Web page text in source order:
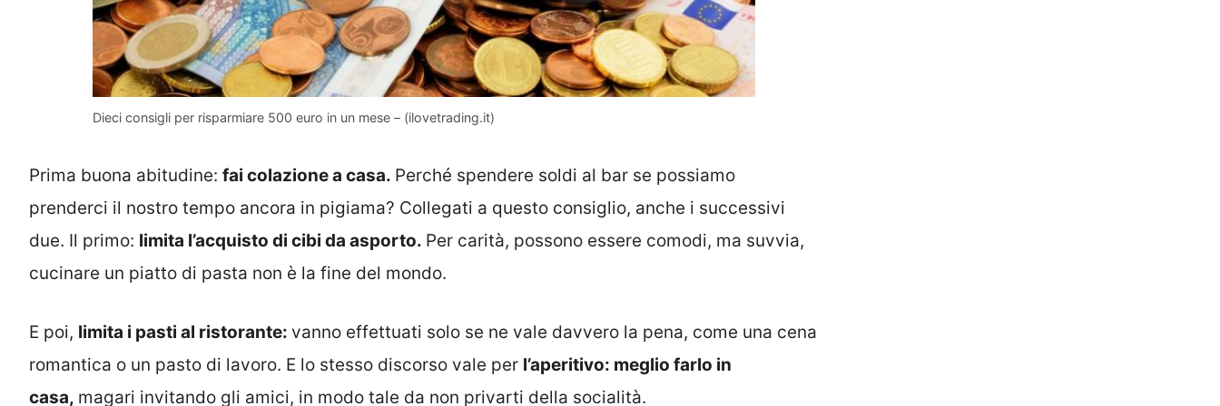
Dieci consigli per risparmiare 500 euro in un mese – (ilovetrading.it)
Prima buona abitudine: fai colazione a casa. Perché spendere soldi al bar se possiamo
prenderci il nostro tempo ancora in pigiama? Collegati a questo consiglio, anche i successivi
due. Il primo: limita l’acquisto di cibi da asporto. Per carità, possono essere comodi, ma suvvia,
cucinare un piatto di pasta non è la fine del mondo.
E poi, limita i pasti al ristorante: vanno effettuati solo se ne vale davvero la pena, come una cena
romantica o un pasto di lavoro. E lo stesso discorso vale per l’aperitivo: meglio farlo in
casa, magari invitando gli amici, in modo tale da non privarti della socialità.